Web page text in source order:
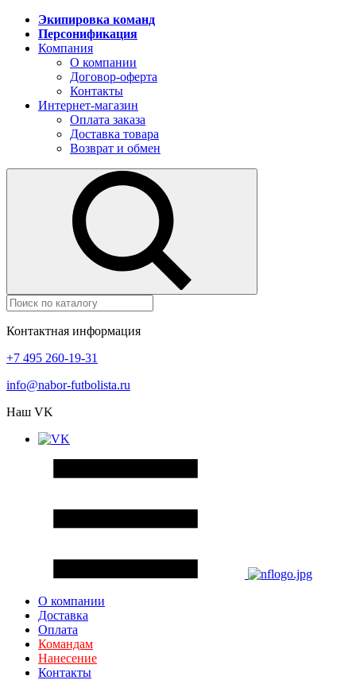
Экипировка команд
Персонификация
Компания
О компании
Договор-оферта
Контакты
Интернет-магазин
Оплата заказа
Доставка товара
Возврат и обмен
Контактная информация
+7 495 260-19-31
info@nabor-futbolista.ru
Наш VK
О компании
Доставка
Оплата
Командам
Нанесение
Контакты